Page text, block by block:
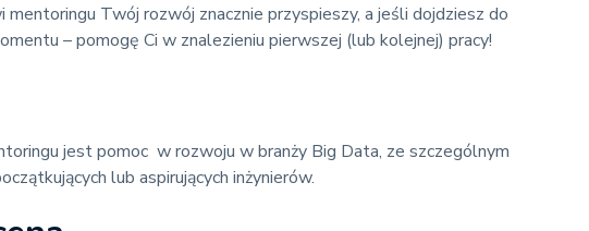
mentoringu Twój rozwój znacznie przyspieszy, a jeśli dojdziesz do
– pomogę Ci w znalezieniu pierwszej (lub kolejnej) pracy!
jest pomoc w rozwoju w branży Big Data, ze szczególnym
lub aspirujących inżynierów.